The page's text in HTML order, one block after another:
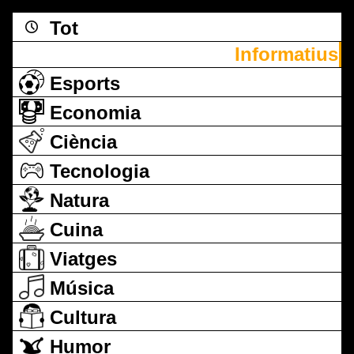
Tot
Informatius
Esports
Economia
Ciència
Tecnologia
Natura
Cuina
Viatges
Música
Cultura
Humor